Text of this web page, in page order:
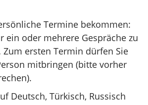
Termine bekommen:
ein oder mehrere Gespräche zu
ersten Termin dürfen Sie
mitbringen (bitte vorher
Deutsch, Türkisch, Russisch